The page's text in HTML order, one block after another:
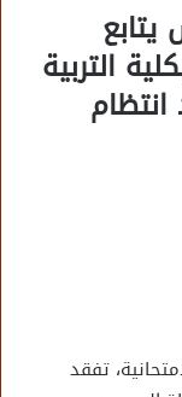
التربية
تفقد